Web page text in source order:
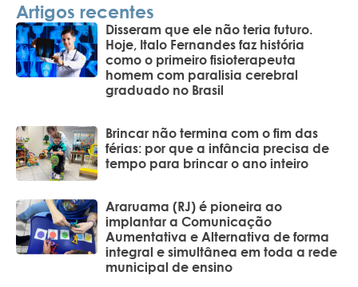
Artigos recentes
Disseram que ele não teria futuro.
Hoje, Italo Fernandes faz história
como o primeiro fisioterapeuta
homem com paralisia cerebral
graduado no Brasil
Brincar não termina com o fim das
férias: por que a infância precisa de
tempo para brincar o ano inteiro
Araruama (RJ) é pioneira ao
implantar a Comunicação
Aumentativa e Alternativa de forma
integral e simultânea em toda a rede
municipal de ensino